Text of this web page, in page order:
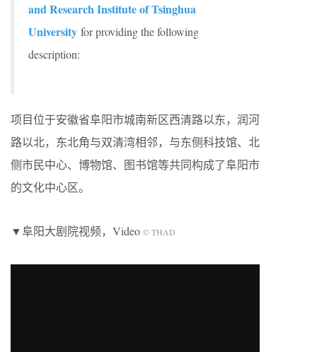
and Research Institute of Tsinghua
University for providing the following
description:
项目位于安徽省阜阳市城南新区西清路以东，润河
路以北，东北角与双清湾相邻，与东侧科技馆、北
侧市民中心、博物馆、图书馆等共同构成了阜阳市
的文化中心区。
▼阜阳大剧院视频，Video © THAD